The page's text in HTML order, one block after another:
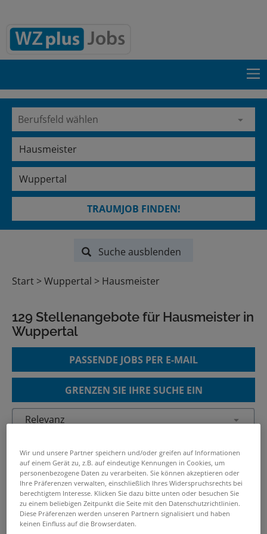
TRAUMJOB FINDEN!
Suche ausblenden
Start Wuppertal Hausmeister
129 Stellenangebote für Hausmeister in
Wuppertal
PASSENDE JOBS PER E-MAIL
GRENZEN SIE IHRE SUCHE EIN
(m/w/d) für Wohnimmobilien
05.08.2026 /Düsseldorfer
Wohnungsgenossenschaft eG / Düsseldorf
verwandte und ähnliche Stellenangebote
Wir und unsere Partner speichern und/oder greifen auf Informationen
auf einem Gerät zu, z.B. auf eindeutige Kennungen in Cookies, um
personenbezogene Daten zu verarbeiten. Sie können akzeptieren oder
Ihre Präferenzen verwalten, einschließlich Ihres Widerspruchsrechts bei
berechtigtem Interesse. Klicken Sie dazu bitte unten oder besuchen Sie
zu einem beliebigen Zeitpunkt die Seite mit den Datenschutzrichtlinien.
Diese Präferenzen werden unseren Partnern signalisiert und haben
keinen Einfluss auf die Browserdaten.